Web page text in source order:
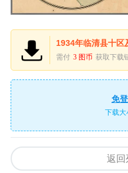
1934年临清县十区
需付 3 图币 获取下载
免
下载大
返回